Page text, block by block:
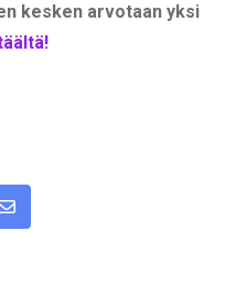
kesken arvotaan yksi
Share